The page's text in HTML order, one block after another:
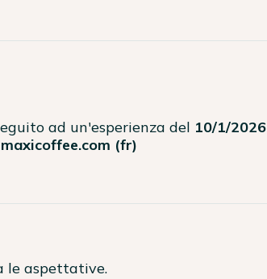
ad un'esperienza del 10/1/2026
maxicoffee.com (fr)
le aspettative.